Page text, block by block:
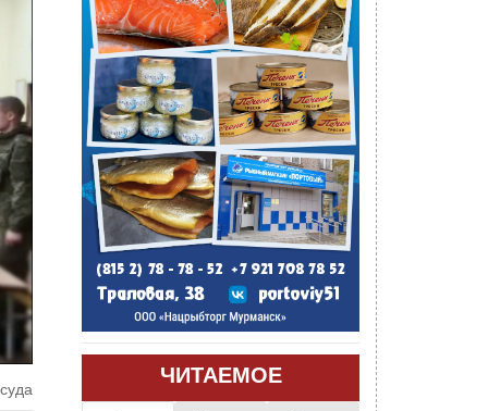
ЧИТАЕМОЕ